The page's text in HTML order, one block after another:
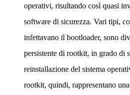
operativi, risultando così quasi
software di sicurezza. Vari tipi,
infettavano il bootloader, sono
persistente di rootkit, in grado di
reinstallazione del sistema
rootkit, quindi, rappresentano